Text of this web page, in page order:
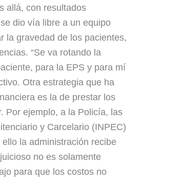
allá, con resultados
dio vía libre a un equipo
la gravedad de los pacientes,
“Se va rotando la
para la EPS y para mí
Otra estrategia que ha
es la de prestar los
Por ejemplo, a la Policía, las
y Carcelario (INPEC)
la administración recibe
no es solamente
para que los costos no